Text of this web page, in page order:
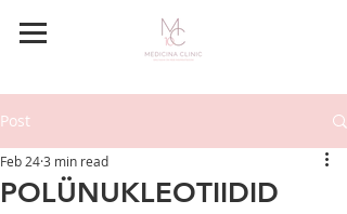
Post
POLÜNUKLEOTIIDID
Feb 243 min read